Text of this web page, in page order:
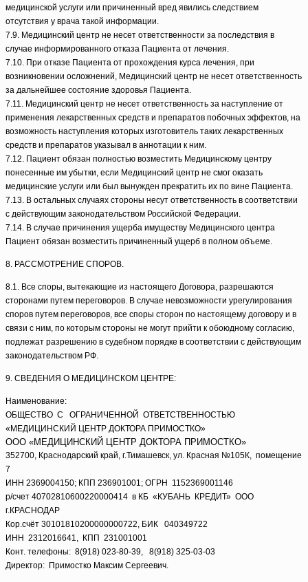
медицинской услуги или причиненный вред явились следствием
отсутствия у врача такой информации.
7.9. Медицинский центр не несет ответственности за последствия в
случае информированного отказа Пациента от лечения.
7.10. При отказе Пациента от прохождения курса лечения, при
возникновении осложнений, Медицинский центр не несет ответственность
за дальнейшее состояние здоровья Пациента.
7.11. Медицинский центр не несет ответственность за наступление от
применения лекарственных средств и препаратов побочных эффектов, на
возможность наступления которых изготовитель таких лекарственных
средств и препаратов указывал в аннотации к ним.
7.12. Пациент обязан полностью возместить Медицинскому центру
понесенные им убытки, если Медицинский центр не смог оказать
медицинские услуги или был вынужден прекратить их по вине Пациента.
7.13. В остальных случаях стороны несут ответственность в соответствии
с действующим законодательством Российской Федерации.
7.14. В случае причинения ущерба имуществу Медицинского центра
Пациент обязан возместить причиненный ущерб в полном объеме.
8. РАССМОТРЕНИЕ СПОРОВ.
8.1. Все споры, вытекающие из настоящего Договора, разрешаются
сторонами путем переговоров. В случае невозможности урегулирования
споров путем переговоров, все споры сторон по настоящему договору и в
связи с ним, по которым стороны не могут прийти к обоюдному согласию,
подлежат разрешению в судебном порядке в соответствии с действующим
законодательством РФ.
9. СВЕДЕНИЯ О МЕДИЦИНСКОМ ЦЕНТРЕ:
Наименование:
ОБЩЕСТВО С ОГРАНИЧЕННОЙ ОТВЕТСТВЕННОСТЬЮ
«МЕДИЦИНСКИЙ ЦЕНТР ДОКТОРА ПРИМОСТКО»
ООО «МЕДИЦИНСКИЙ ЦЕНТР ДОКТОРА ПРИМОСТКО»
352700, Краснодарский край, г.Тимашевск, ул. Красная №105К, помещение
7
ИНН 2369004150; КПП 236901001; ОГРН 1152369001146
р/счет 40702810600220000414 в КБ «КУБАНЬ КРЕДИТ» ООО
г.КРАСНОДАР
Кор.счёт 30101810200000000722, БИК 040349722
ИНН 2312016641, КПП 231001001
Конт. телефоны: 8(918) 023-80-39, 8(918) 325-03-03
Директор: Примостко Максим Сергеевич.